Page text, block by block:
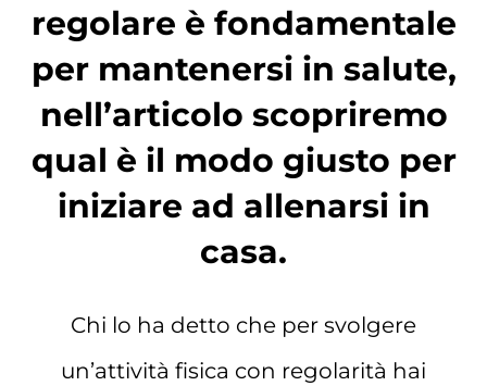
regolare è fondamentale
per mantenersi in salute,
nell’articolo scopriremo
qual è il modo giusto per
iniziare ad allenarsi in
casa.
Chi lo ha detto che per svolgere
un’attività fisica con regolarità hai